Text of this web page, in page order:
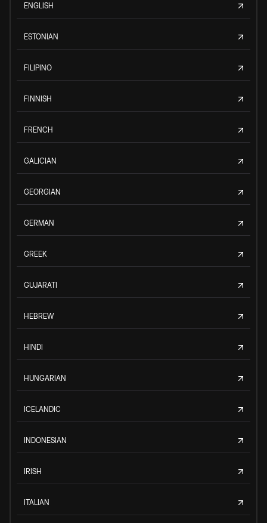
ENGLISH
ESTONIAN
FILIPINO
FINNISH
FRENCH
GALICIAN
GEORGIAN
GERMAN
GREEK
GUJARATI
HEBREW
HINDI
HUNGARIAN
ICELANDIC
INDONESIAN
IRISH
ITALIAN